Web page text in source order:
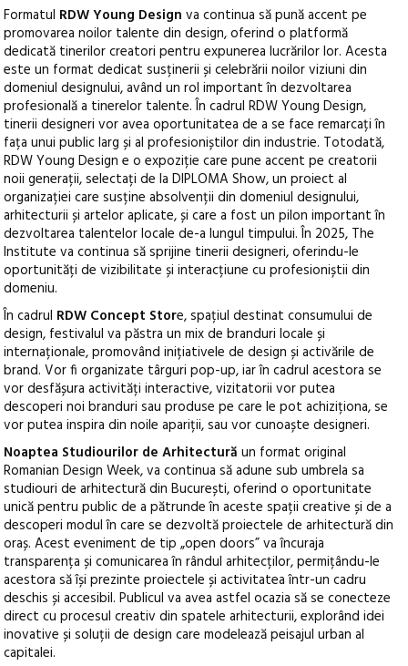
Formatul RDW Young Design va continua să pună accent pe
promovarea noilor talente din design, oferind o platformă
dedicată tinerilor creatori pentru expunerea lucrărilor lor. Acesta
este un format dedicat susținerii și celebrării noilor viziuni din
domeniul designului, având un rol important în dezvoltarea
profesională a tinerelor talente. În cadrul RDW Young Design,
tinerii designeri vor avea oportunitatea de a se face remarcați în
fața unui public larg și al profesioniștilor din industrie. Totodată,
RDW Young Design e o expoziție care pune accent pe creatorii
noii generații, selectați de la DIPLOMA Show, un proiect al
organizației care susține absolvenții din domeniul designului,
arhitecturii și artelor aplicate, și care a fost un pilon important în
dezvoltarea talentelor locale de-a lungul timpului. În 2025, The
Institute va continua să sprijine tinerii designeri, oferindu-le
oportunități de vizibilitate și interacțiune cu profesioniștii din
domeniu.
În cadrul RDW Concept Store, spațiul destinat consumului de
design, festivalul va păstra un mix de branduri locale și
internaționale, promovând inițiativele de design și activările de
brand. Vor fi organizate târguri pop-up, iar în cadrul acestora se
vor desfășura activități interactive, vizitatorii vor putea
descoperi noi branduri sau produse pe care le pot achiziționa, se
vor putea inspira din noile apariții, sau vor cunoaște designeri.
Noaptea Studiourilor de Arhitectură un format original
Romanian Design Week, va continua să adune sub umbrela sa
studiouri de arhitectură din București, oferind o oportunitate
unică pentru public de a pătrunde în aceste spații creative și de a
descoperi modul în care se dezvoltă proiectele de arhitectură din
oraș. Acest eveniment de tip „open doors” va încuraja
transparența și comunicarea în rândul arhitecților, permițându-le
acestora să își prezinte proiectele și activitatea într-un cadru
deschis și accesibil. Publicul va avea astfel ocazia să se conecteze
direct cu procesul creativ din spatele arhitecturii, explorând idei
inovative și soluții de design care modelează peisajul urban al
capitalei.